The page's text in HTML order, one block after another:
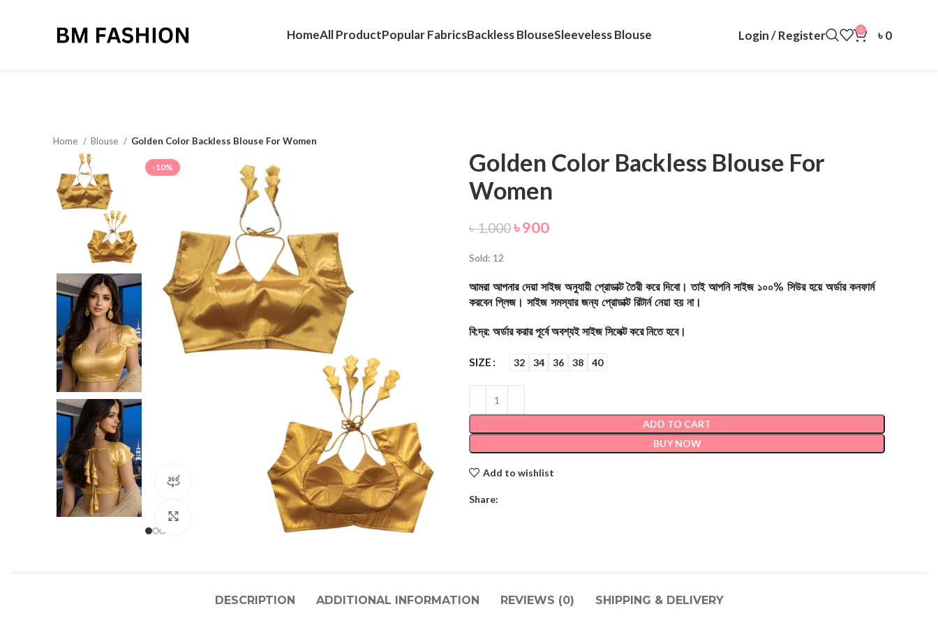
HomeAll ProductPopular FabricsBackless BlouseSleeveless Blouse Login / Register 0 ৳0
Home Blouse Golden Color Backless Blouse For Women
-10%
Golden Color Backless Blouse For
Women
৳1,000৳900
Sold: 12
আমরা আপনার দেয়া সাইজ অনুযায়ী প্রোডাক্ট তৈরী করে দিবো। তাই আপনি সাইজ ১০০% সিউর হয়ে অর্ডার কনফার্ম
করবেন প্লিজ। সাইজ সমস্যার জন্য প্রোডাক্ট রিটার্ন নেয়া হয় না।
বি:দ্র: অর্ডার করার পূর্বে অবশ্যই সাইজ সিলেক্ট করে নিতে হবে।
SIZE 32 34 36 38 40
ADD TO CART
BUY NOW
Add to wishlist
Share:
DESCRIPTION ADDITIONAL INFORMATION REVIEWS (0) SHIPPING & DELIVERY